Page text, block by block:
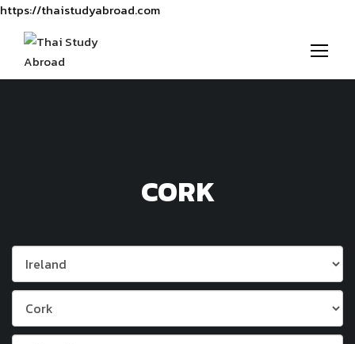
https://thaistudyabroad.com
CORK